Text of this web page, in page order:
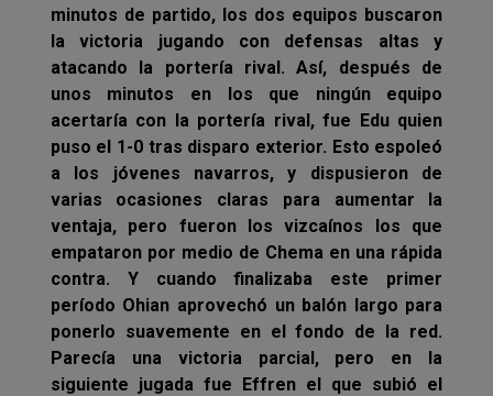
minutos de partido, los dos equipos buscaron
la victoria jugando con defensas altas y
atacando la portería rival. Así, después de
unos minutos en los que ningún equipo
acertaría con la portería rival, fue Edu quien
puso el 1-0 tras disparo exterior. Esto espoleó
a los jóvenes navarros, y dispusieron de
varias ocasiones claras para aumentar la
ventaja, pero fueron los vizcaínos los que
empataron por medio de Chema en una rápida
contra. Y cuando finalizaba este primer
período Ohian aprovechó un balón largo para
ponerlo suavemente en el fondo de la red.
Parecía una victoria parcial, pero en la
siguiente jugada fue Effren el que subió el